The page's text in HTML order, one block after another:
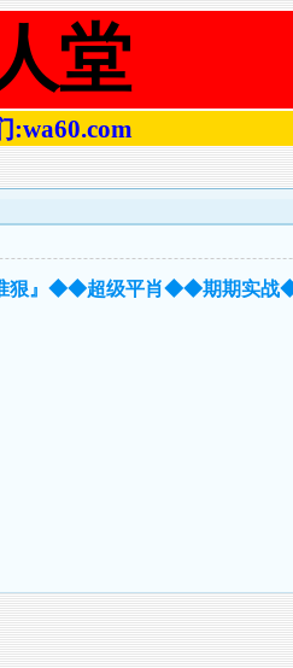
堂
:wa60.com
狠』◆◆超级平肖◆◆期期实